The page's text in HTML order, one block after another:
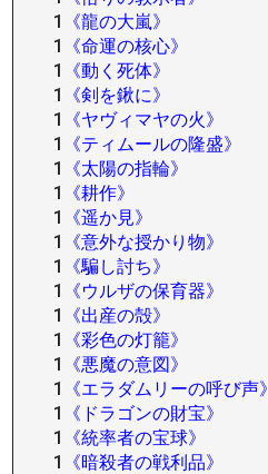
1
《龍の大嵐》
1
《命運の核心》
1
《動く死体》
1
《剣を鍬に》
1
《ヤヴィマヤの火》
1
《ティムールの隆盛》
1
《太陽の指輪》
1
《耕作》
1
《遥か見》
1
《意外な授かり物》
1
《騙し討ち》
1
《ウルザの保育器》
1
《出産の殻》
1
《彩色の灯籠》
1
《悪魔の意図》
1
《エラダムリーの呼び声》
1
《ドラゴンの財宝》
1
《統率者の宝球》
1
《暗殺者の戦利品》